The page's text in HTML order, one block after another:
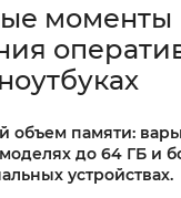
моменты
объем памяти:
до 64 ГБ и
устройствах.